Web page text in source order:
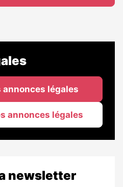
annonces légales
annonces légales
newsletter